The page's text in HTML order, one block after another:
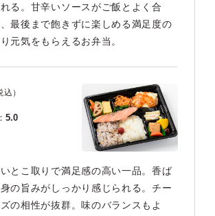
る。甘辛いソースがご飯とよく合
最後まで飽きずに楽しめる満足度の
元気をもらえるお弁当。
）
5.0
とこ取りで満足感の高い一品。香ば
の旨みがしっかり感じられる。チー
の相性が抜群。味のバランスもよ